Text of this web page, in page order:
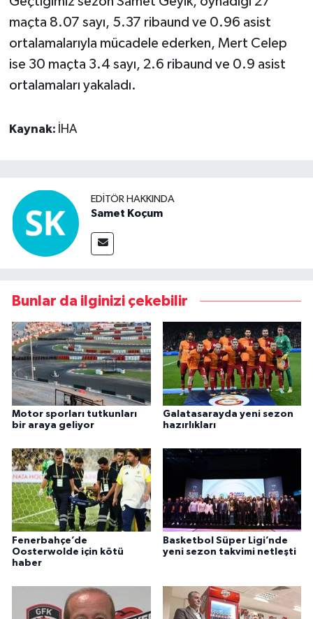
maçta 8.07 sayı, 5.37 ribaund ve 0.96 asist
ortalamalarıyla mücadele ederken, Mert Celep
ise 30 maçta 3.4 sayı, 2.6 ribaund ve 0.9 asist
ortalamaları yakaladı.
Kaynak: İHA
EDITÖR HAKKINDA
Samet Koçum
Bunlar da ilginizi çekebilir
Motor sporları tutkunları
bir araya geliyor
Galatasarayda yeni sezon
hazırlıkları
Fenerbahçe’de
Oosterwolde için kötü
haber
Basketbol Süper Ligi’nde
yeni sezon takvimi netleşti